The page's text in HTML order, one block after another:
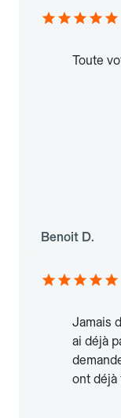
Toute
Benoit D.
Jamais
ai déjà
ont déjà